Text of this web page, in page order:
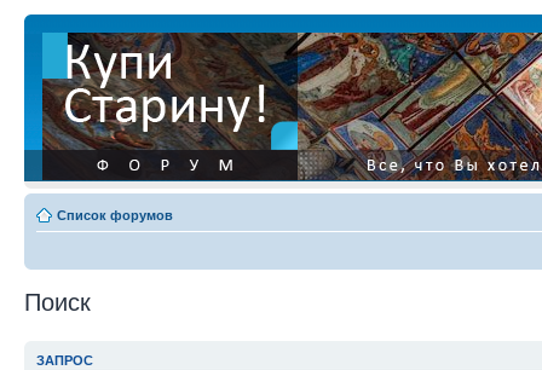
Список форумов
Поиск
ЗАПРОС